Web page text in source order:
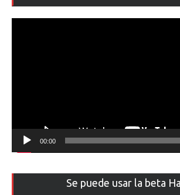
00:00
Se puede usar la beta